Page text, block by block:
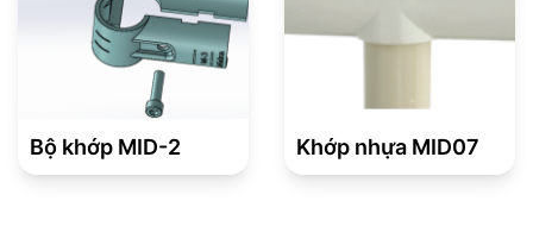
Bộ khớp MID-2 Khớp nhựa MID07